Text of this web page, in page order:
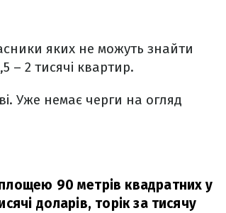
яких не можуть знайти
– 2 тисячі квартир.
Уже немає черги на огляд
90 метрів квадратних у
доларів, торік за тисячу